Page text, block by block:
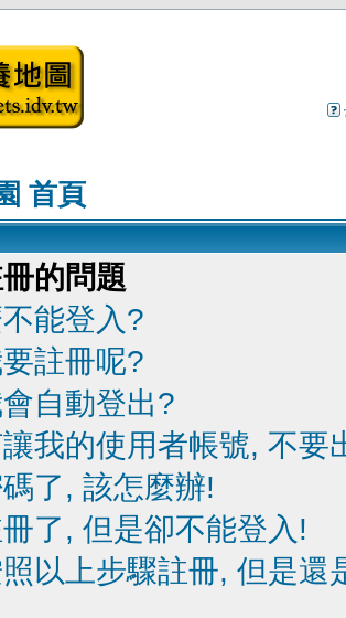
首頁
的問題
能登入?
註冊呢?
自動登出?
我的使用者帳號, 不要
了, 該怎麼辦!
了, 但是卻不能登入!
以上步驟註冊, 但是還